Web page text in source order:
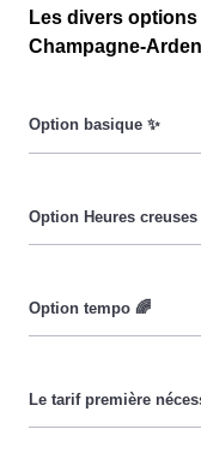
Les divers
Champagne-
date, ni de l'heure,
ailleurs. 💡
Saint-Memmie est
Mengeots à réduire
par an, lorsque le